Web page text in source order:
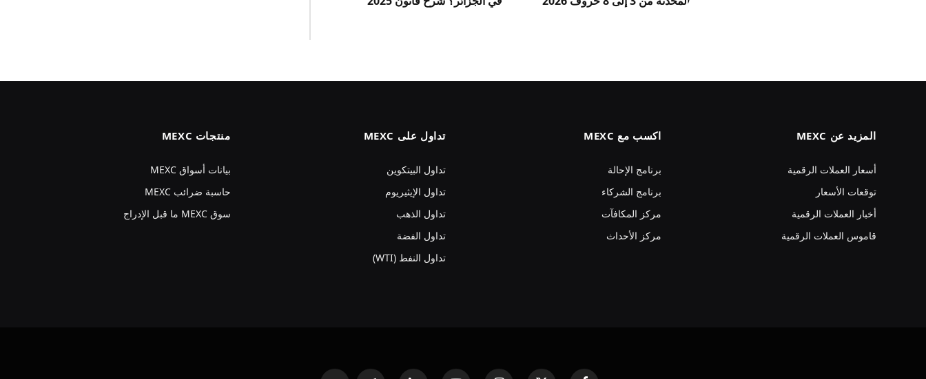
المزيد عن MEXC
أسعار العملات الرقمية
توقعات الأسعار
أخبار العملات الرقمية
قاموس العملات الرقمية
اكسب مع MEXC
برنامج الإحالة
برنامج الشركاء
مركز المكافآت
مركز الأحداث
تداول على MEXC
تداول البيتكوين
تداول الإيثيريوم
تداول الذهب
تداول الفضة
تداول النفط (WTI)
منتجات MEXC
بيانات أسواق MEXC
حاسبة ضرائب MEXC
سوق MEXC ما قبل الإدراج